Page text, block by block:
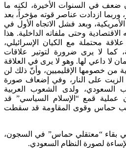
ضعف في السنوات الأخيرة، لكنه ما
ازدادت عناصر قوته مؤخراً، بعد
وبعد فشل الاتجاه الأول في
الاقتصادية وحتى ملفاته الداخلية. هذا
محتملة مع الكيان الإسرائيلي،
كما لا يرى ضرورة لتوتير علاقات
لا داعي لها. وهو لا يرى في العلاقة
من خصومها الإقليميين، وأنّ ذلك لن
على النار، وفي إضعاف صورة
السعودي، ولدى الشعوب العربية
عملية قمع “الإسلام السياسي” قد
حماس وقوى المقاومة قد سقطت
بقاء “معتقلي حماس” في السجون،
لصورة النظام السعودي.